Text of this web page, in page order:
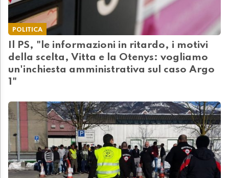
POLITICA
Il PS, "le informazioni in ritardo, i motivi
della scelta, Vitta e la Otenys: vogliamo
un'inchiesta amministrativa sul caso Argo
1"